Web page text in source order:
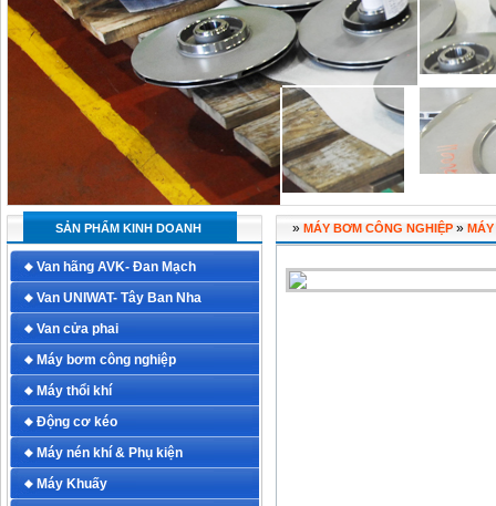
SẢN PHẨM KINH DOANH
Van hãng AVK- Đan Mạch
Van UNIWAT- Tây Ban Nha
Van cửa phai
Máy bơm công nghiệp
Máy thổi khí
Động cơ kéo
Máy nén khí & Phụ kiện
Máy Khuấy
» MÁY BƠM CÔNG NGHIỆP »